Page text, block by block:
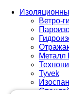
Ветро-
Металл
Tyvek
Изоспан